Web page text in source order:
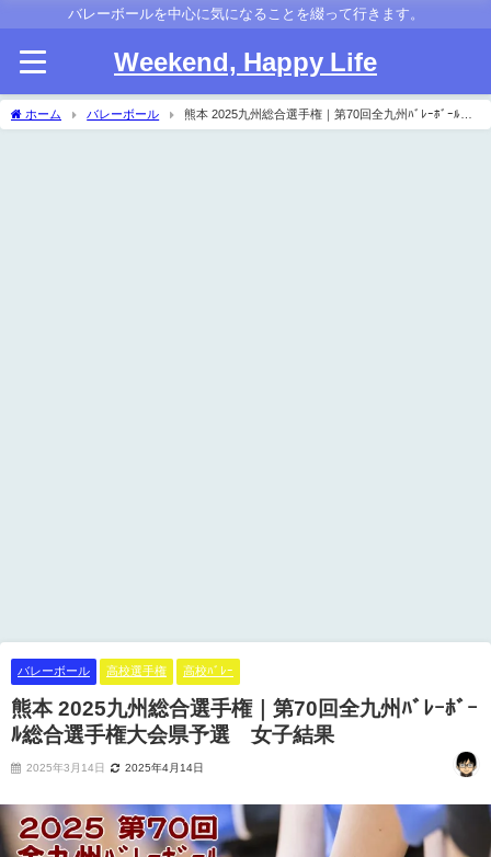
バレーボールを中心に気になることを綴って行きます。
Weekend, Happy Life
ホーム バレーボール
熊本 2025九州総合選手権｜第70回全九州ﾊﾞﾚｰﾎﾞｰﾙ総
合選手権大会県予選 女子結果
バレーボール 高校選手権 高校ﾊﾞﾚｰ
熊本 2025九州総合選手権｜第70回全九州ﾊﾞﾚｰﾎﾞｰ
ﾙ総合選手権大会県予選 女子結果
2025年3月14日 2025年4月14日